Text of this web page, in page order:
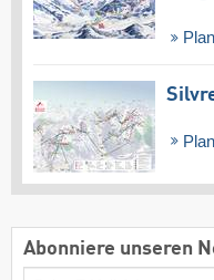
Abonniere unseren